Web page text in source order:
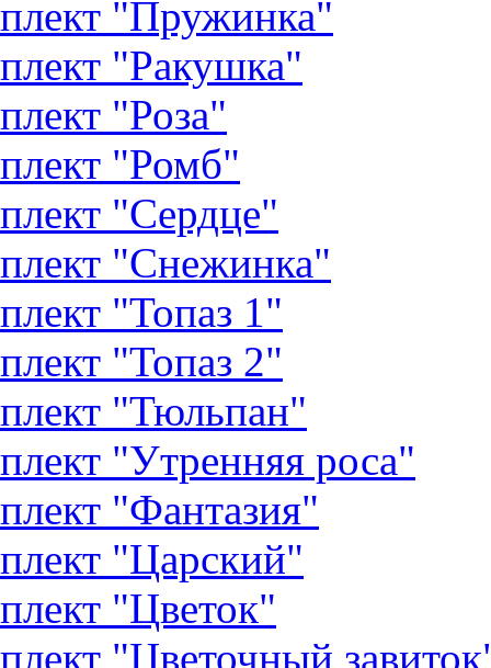
"Пружинка"
"Ракушка"
"Роза"
"Ромб"
"Сердце"
"Снежинка"
"Топаз 1"
"Топаз 2"
"Тюльпан"
"Утренняя роса"
"Фантазия"
"Царский"
"Цветок"
"Цветочный